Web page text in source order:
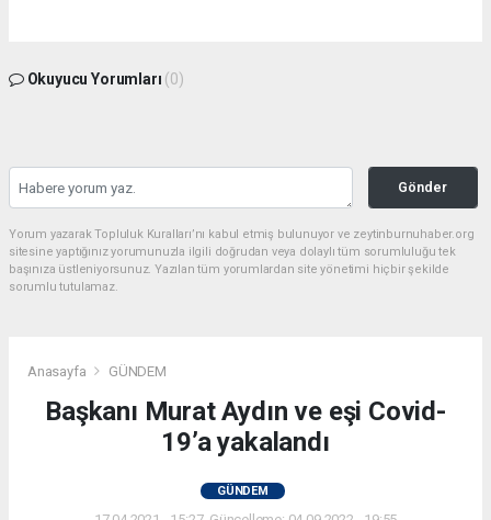
Okuyucu Yorumları (0)
Gönder
Yorum yazarak Topluluk Kuralları’nı kabul etmiş bulunuyor ve zeytinburnuhaber.org
sitesine yaptığınız yorumunuzla ilgili doğrudan veya dolaylı tüm sorumluluğu tek
başınıza üstleniyorsunuz. Yazılan tüm yorumlardan site yönetimi hiçbir şekilde
sorumlu tutulamaz.
Anasayfa GÜNDEM
Başkanı Murat Aydın ve eşi Covid-
19’a yakalandı
GÜNDEM